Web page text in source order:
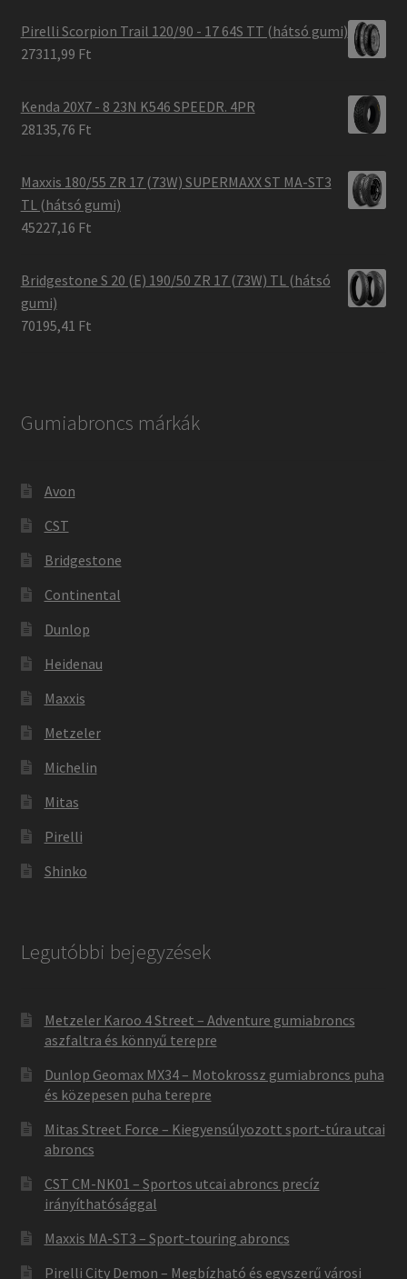
Pirelli Scorpion Trail 120/90 - 17 64S TT (hátsó gumi)
27311,99 Ft
Kenda 20X7 - 8 23N K546 SPEEDR. 4PR
28135,76 Ft
Maxxis 180/55 ZR 17 (73W) SUPERMAXX ST MA-ST3
TL (hátsó gumi)
45227,16 Ft
Bridgestone S 20 (E) 190/50 ZR 17 (73W) TL (hátsó
gumi)
70195,41 Ft
Gumiabroncs márkák
Avon
CST
Bridgestone
Continental
Dunlop
Heidenau
Maxxis
Metzeler
Michelin
Mitas
Pirelli
Shinko
Legutóbbi bejegyzések
Metzeler Karoo 4 Street – Adventure gumiabroncs
aszfaltra és könnyű terepre
Dunlop Geomax MX34 – Motokrossz gumiabroncs puha
és közepesen puha terepre
Mitas Street Force – Kiegyensúlyozott sport-túra utcai
abroncs
CST CM-NK01 – Sportos utcai abroncs precíz
irányíthatósággal
Maxxis MA-ST3 – Sport-touring abroncs
Pirelli City Demon – Megbízható és egyszerű városi